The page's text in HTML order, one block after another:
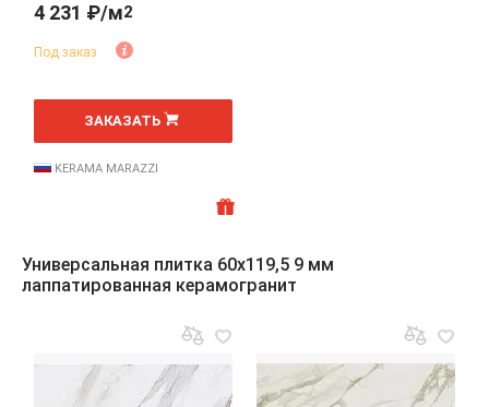
4 231 ₽/м2
Под заказ
м
ЗАКАЗАТЬ
KERAMA MARAZZI
Универсальная плитка 60x119,5 9 мм
лаппатированная керамогранит